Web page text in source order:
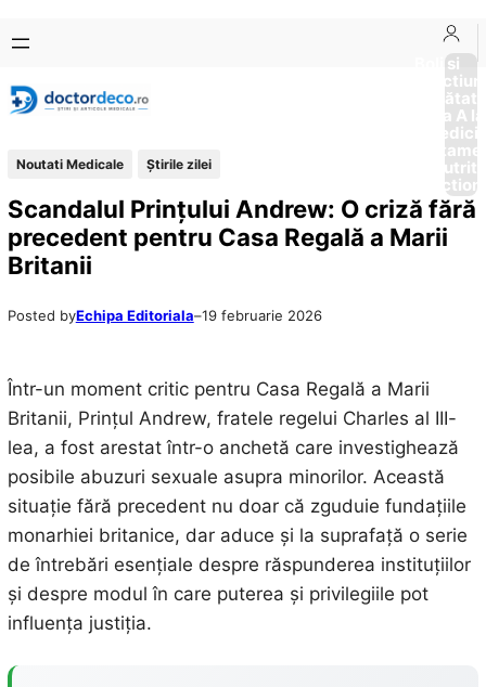
conținut
content
Boli si
Afectiuni
Sănătate
de la A
Noutati Medicale Știrile zilei
Scandalul Prințului Andrew: O criză fără
precedent pentru Casa Regală a Marii
Britanii
Posted byEchipa Editoriala–19 februarie 2026
Într-un moment critic pentru Casa Regală a Marii
Britanii, Prințul Andrew, fratele regelui Charles al III-
lea, a fost arestat într-o anchetă care investighează
posibile abuzuri sexuale asupra minorilor. Această
situație fără precedent nu doar că zguduie fundațiile
monarhiei britanice, dar aduce și la suprafață o serie
de întrebări esențiale despre răspunderea instituțiilor
și despre modul în care puterea și privilegiile pot
influența justiția.